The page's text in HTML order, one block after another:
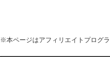
※本ページはアフィリエイトプログ